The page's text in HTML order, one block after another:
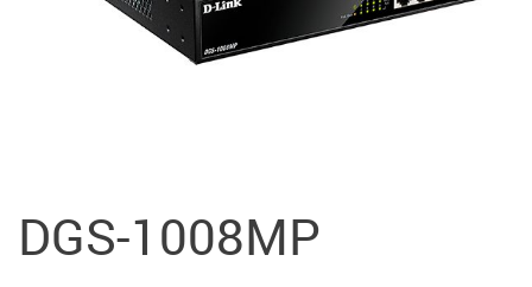
DGS-1008MP